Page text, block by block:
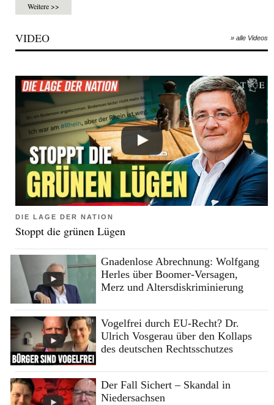
Weitere >>
VIDEO » alle Videos
DIE LAGE DER NATION
Stoppt die grünen Lügen
Gnadenlose Abrechnung: Wolfgang
Herles über Boomer-Versagen,
Merz und Altersdiskriminierung
Vogelfrei durch EU-Recht? Dr.
Ulrich Vosgerau über den Kollaps
des deutschen Rechtsschutzes
Der Fall Sichert – Skandal in
Niedersachsen